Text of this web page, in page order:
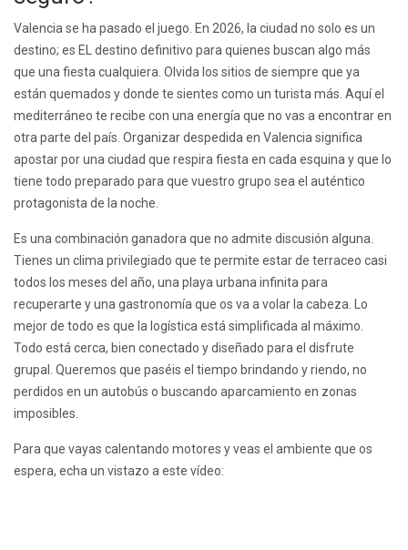
Valencia se ha pasado el juego. En 2026, la ciudad no solo es un
destino; es EL destino definitivo para quienes buscan algo más
que una fiesta cualquiera. Olvida los sitios de siempre que ya
están quemados y donde te sientes como un turista más. Aquí el
mediterráneo te recibe con una energía que no vas a encontrar en
otra parte del país. Organizar despedida en Valencia significa
apostar por una ciudad que respira fiesta en cada esquina y que lo
tiene todo preparado para que vuestro grupo sea el auténtico
protagonista de la noche.
Es una combinación ganadora que no admite discusión alguna.
Tienes un clima privilegiado que te permite estar de terraceo casi
todos los meses del año, una playa urbana infinita para
recuperarte y una gastronomía que os va a volar la cabeza. Lo
mejor de todo es que la logística está simplificada al máximo.
Todo está cerca, bien conectado y diseñado para el disfrute
grupal. Queremos que paséis el tiempo brindando y riendo, no
perdidos en un autobús o buscando aparcamiento en zonas
imposibles.
Para que vayas calentando motores y veas el ambiente que os
espera, echa un vistazo a este vídeo: